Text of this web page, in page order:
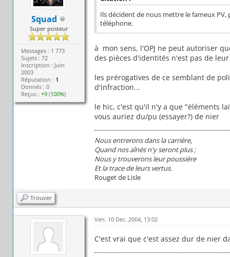
Squad
Super posteur
Messages : 1 773
Sujets : 72
Inscription : Juin
2003
Réputation : 1
Donnés : 0
Reçus :+9 (100%)
Ils décident de nous mettre le fameux
téléphone.
à mon sens, l'OPJ ne peut autoriser
des pièces d'identités n'est pas de
les prérogatives de ce semblant de
d'infraction...
le hic, c'est qu'il n'y a que "éléments
vous auriez du/pu (essayer?) de nier
Nous entrerons dans la carrière,
Quand nos aînés n'y seront plus ;
Nous y trouverons leur poussière
Et la trace de leurs vertus.
Rouget de Lisle
Trouver
Ven. 10 Dec. 2004, 13:02
C'est vrai que c'est assez dur de nier